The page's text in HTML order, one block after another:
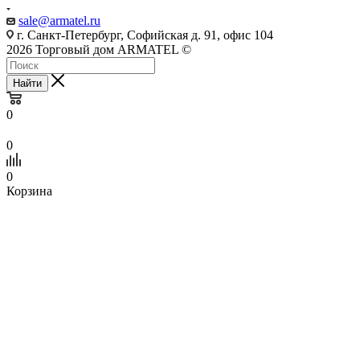
sale@armatel.ru
г. Санкт-Петербург, Софийская д. 91, офис 104
2026 Торговый дом ARMATEL ©
Найти
0
0
0
Корзина